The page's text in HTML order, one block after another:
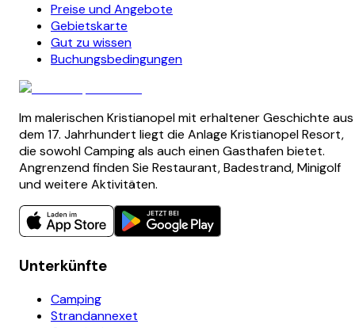
Preise und Angebote
Gebietskarte
Gut zu wissen
Buchungsbedingungen
Im malerischen Kristianopel mit erhaltener Geschichte aus
dem 17. Jahrhundert liegt die Anlage Kristianopel Resort,
die sowohl Camping als auch einen Gasthafen bietet.
Angrenzend finden Sie Restaurant, Badestrand, Minigolf
und weitere Aktivitäten.
Unterkünfte
Camping
Strandannexet